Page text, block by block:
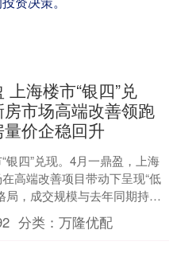
上海楼市“银四”兑
市场高端改善领跑
价企稳回升
银四”兑现。4月一鼎盈，上海
高端改善项目带动下呈现“低
局，成交规模与去年同期持
房市场则连续7个月站稳“荣枯
平，量....
分类：万隆优配